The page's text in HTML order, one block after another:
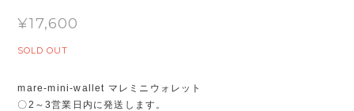
¥17,600
SOLD OUT
mare-mini-wallet マレミニウォレット
〇2～3営業日内に発送します。